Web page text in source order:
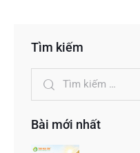
Tìm kiếm
Bài mới nhất